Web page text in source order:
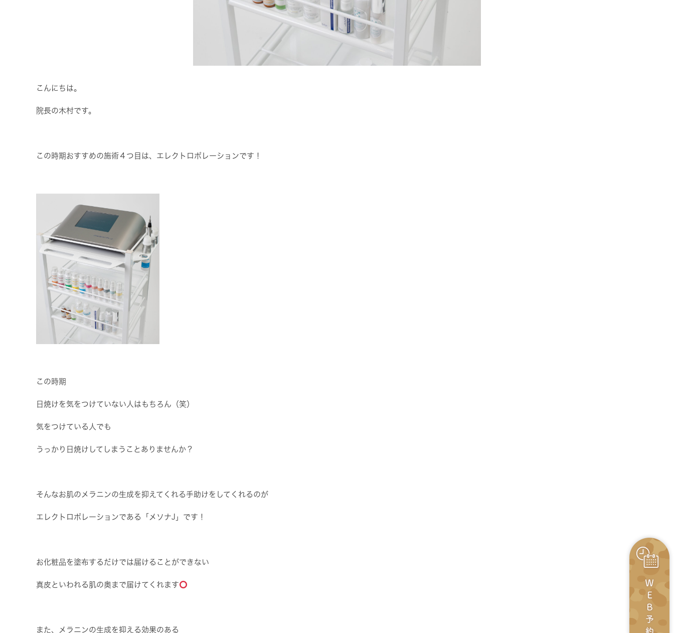
こんにちは。
院長の木村です。
この時期おすすめの施術４つ目は、エレクトロポレーションです！
この時期
日焼けを気をつけていない人はもちろん（笑）
気をつけている人でも
うっかり日焼けしてしまうことありませんか？
そんなお肌のメラニンの生成を抑えてくれる手助けをしてくれるのが
エレクトロポレーションである「メソナJ」です！
お化粧品を塗布するだけでは届けることができない
真皮といわれる肌の奥まで届けてくれます
また、メラニンの生成を抑える効果のある